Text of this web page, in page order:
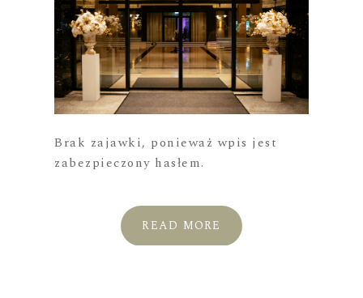
Brak zajawki, ponieważ wpis jest
zabezpieczony hasłem.
READ MORE